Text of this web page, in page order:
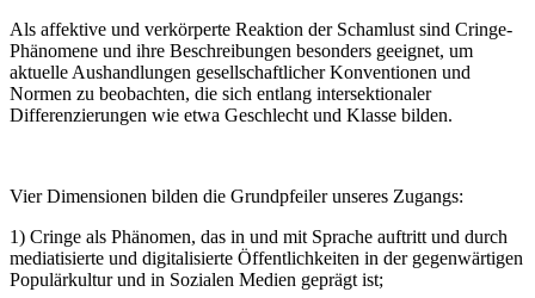
Als affektive und verkörperte Reaktion der Schamlust sind Cringe-
Phänomene und ihre Beschreibungen besonders geeignet, um
aktuelle Aushandlungen gesellschaftlicher Konventionen und
Normen zu beobachten, die sich entlang intersektionaler
Differenzierungen wie etwa Geschlecht und Klasse bilden.
Vier Dimensionen bilden die Grundpfeiler unseres Zugangs:
1) Cringe als Phänomen, das in und mit Sprache auftritt und durch
mediatisierte und digitalisierte Öffentlichkeiten in der gegenwärtigen
Populärkultur und in Sozialen Medien geprägt ist;